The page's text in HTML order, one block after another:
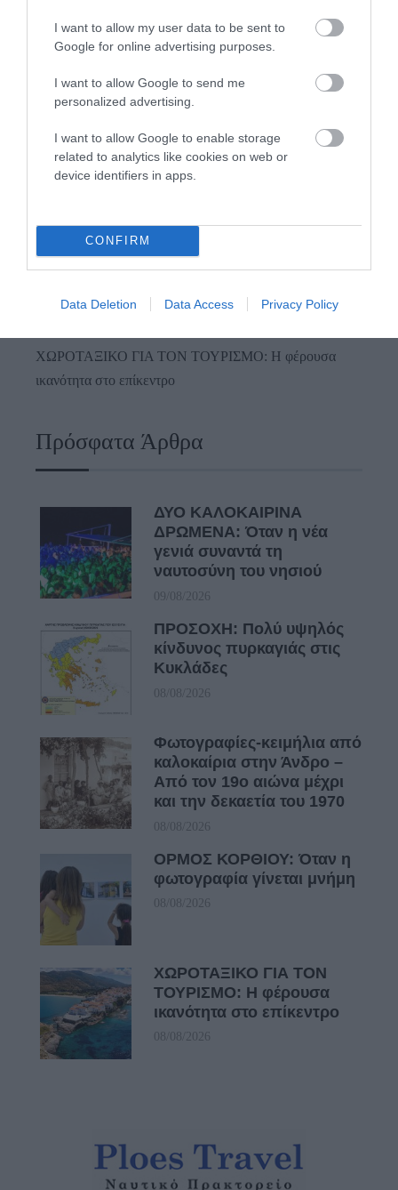
I want to allow my user data to be sent to
Google for online advertising purposes.
I want to allow Google to send me
personalized advertising.
I want to allow Google to enable storage
related to analytics like cookies on web or
device identifiers in apps.
CONFIRM
Data Deletion Data Access Privacy Policy
Προτεινόμενα άρθρα
Φωτογραφίες-κειμήλια από καλοκαίρια στην Άνδρο –
ΟΡΜΟΣ ΚΟΡΘΙΟΥ: Όταν η φωτογραφία γίνεται μνήμη
Η Άνδρος συνεχίζει να μπαρκάρει…
ΠΡΟΣΟΧΗ: Πολύ υψηλός κίνδυνος πυρκαγιάς στις
ΧΩΡΟΤΑΞΙΚΟ ΓΙΑ ΤΟΝ ΤΟΥΡΙΣΜΟ: Η φέρουσα
ικανότητα στο επίκεντρο
Πρόσφατα Άρθρα
ΔΥΟ ΚΑΛΟΚΑΙΡΙΝΑ
ΔΡΩΜΕΝΑ: Όταν η νέα
γενιά συναντά τη
ναυτοσύνη του νησιού
09/08/2026
ΠΡΟΣΟΧΗ: Πολύ υψηλός
κίνδυνος πυρκαγιάς στις
Κυκλάδες
08/08/2026
Φωτογραφίες-κειμήλια από
καλοκαίρια στην Άνδρο –
Από τον 19ο αιώνα μέχρι
και την δεκαετία του 1970
08/08/2026
ΟΡΜΟΣ ΚΟΡΘΙΟΥ: Όταν η
φωτογραφία γίνεται μνήμη
08/08/2026
ΧΩΡΟΤΑΞΙΚΟ ΓΙΑ ΤΟΝ
ΤΟΥΡΙΣΜΟ: Η φέρουσα
ικανότητα στο επίκεντρο
08/08/2026